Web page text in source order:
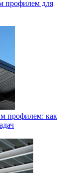
профилем для
профилем: как